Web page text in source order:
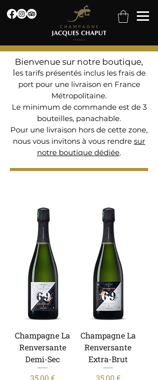
Bienvenue sur notre boutique,
les tarifs présentés inclus les frais de
port pour une livraison en France
Métropolitaine.
Le minimum de commande est de 3
bouteilles, panachable.
Pour une livraison hors de cette zone,
nous vous invitons à vous rendre sur
notre boutique dédiée.
Champagne La
Renversante
Demi-Sec
Prix
Champagne La
Renversante
Extra-Brut
Prix